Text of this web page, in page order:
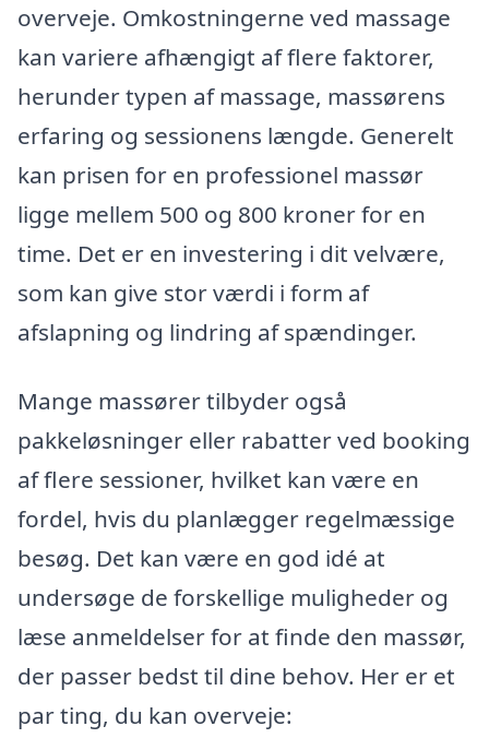
overveje. Omkostningerne ved massage
kan variere afhængigt af flere faktorer,
herunder typen af massage, massørens
erfaring og sessionens længde. Generelt
kan prisen for en professionel massør
ligge mellem 500 og 800 kroner for en
time. Det er en investering i dit velvære,
som kan give stor værdi i form af
afslapning og lindring af spændinger.
Mange massører tilbyder også
pakkeløsninger eller rabatter ved booking
af flere sessioner, hvilket kan være en
fordel, hvis du planlægger regelmæssige
besøg. Det kan være en god idé at
undersøge de forskellige muligheder og
læse anmeldelser for at finde den massør,
der passer bedst til dine behov. Her er et
par ting, du kan overveje: